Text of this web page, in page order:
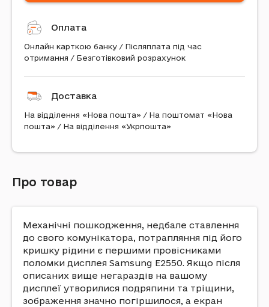
Оплата
Онлайн карткою банку / Післяплата під час
отримання / Безготівковий розрахунок
Доставка
На відділення «Нова пошта» / На поштомат «Нова
пошта» / На відділення «Укрпошта»
Про товар
Механічні пошкодження, недбале ставлення
до свого комунікатора, потрапляння під його
кришку рідини є першими провісниками
поломки дисплея Samsung E2550. Якщо після
описаних вище негараздів на вашому
дисплеї утворилися подряпини та тріщини,
зображення значно погіршилося, а екран